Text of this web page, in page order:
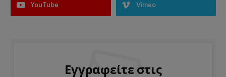
YouTube Vimeo
Εγγραφείτε στις